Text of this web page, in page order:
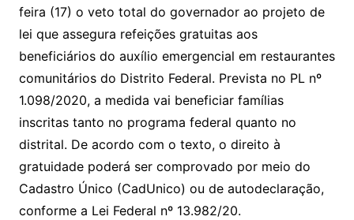
feira (17) o veto total do governador ao projeto de
lei que assegura refeições gratuitas aos
beneficiários do auxílio emergencial em restaurantes
comunitários do Distrito Federal. Prevista no PL nº
1.098/2020, a medida vai beneficiar famílias
inscritas tanto no programa federal quanto no
distrital. De acordo com o texto, o direito à
gratuidade poderá ser comprovado por meio do
Cadastro Único (CadUnico) ou de autodeclaração,
conforme a Lei Federal nº 13.982/20.